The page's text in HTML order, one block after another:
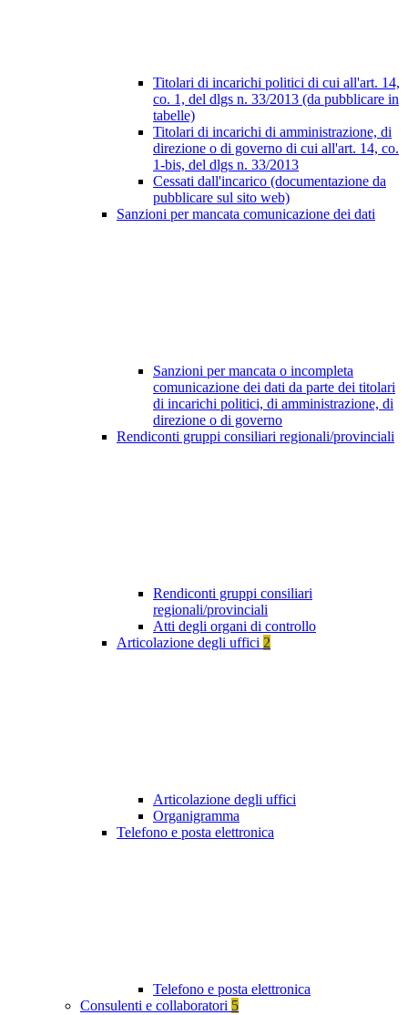
Titolari di incarichi politici di cui all'art. 14,
co. 1, del dlgs n. 33/2013 (da pubblicare in
tabelle)
Titolari di incarichi di amministrazione, di
direzione o di governo di cui all'art. 14, co.
1-bis, del dlgs n. 33/2013
Cessati dall'incarico (documentazione da
pubblicare sul sito web)
Sanzioni per mancata comunicazione dei dati
Sanzioni per mancata o incompleta
comunicazione dei dati da parte dei titolari
di incarichi politici, di amministrazione, di
direzione o di governo
Rendiconti gruppi consiliari regionali/provinciali
Rendiconti gruppi consiliari
regionali/provinciali
Atti degli organi di controllo
Articolazione degli uffici 2
Articolazione degli uffici
Organigramma
Telefono e posta elettronica
Telefono e posta elettronica
Consulenti e collaboratori 5